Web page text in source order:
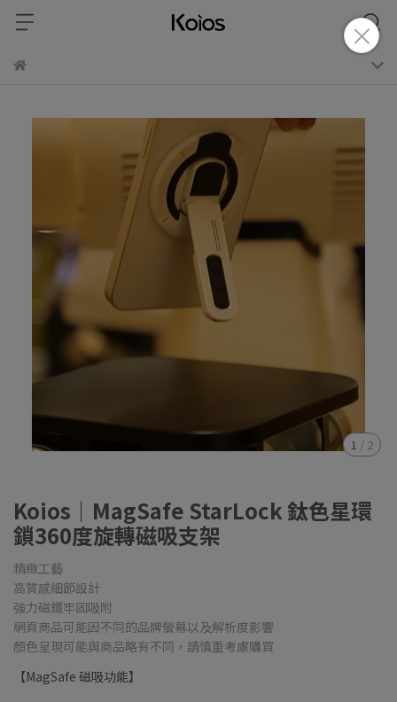
1 / 2
Koios｜MagSafe StarLock 鈦色星環
鎖360度旋轉磁吸支架
精緻工藝
高質感細節設計
強力磁鐵牢固吸附
網頁商品可能因不同的品牌螢幕以及解析度影響
顏色呈現可能與商品略有不同，請慎重考慮購買
【MagSafe 磁吸功能】